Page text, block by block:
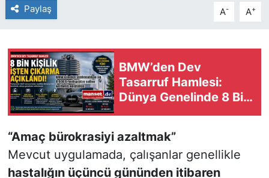
Paylaş A- A+
BMW’den Dev
Tasarruf Hamlesi:
Dünya Genelinde 8 Bin
Pozisyon Kaldırılacak
“Amaç bürokrasiyi azaltmak”
Mevcut uygulamada, çalışanlar genellikle
hastalığın üçüncü gününden itibaren